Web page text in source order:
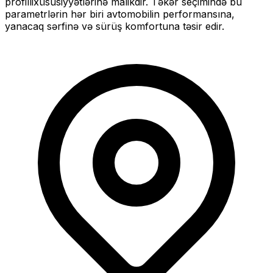
parametrlərin hər biri avtomobilin performansına,
yanacaq sərfinə və sürüş komfortuna təsir edir.